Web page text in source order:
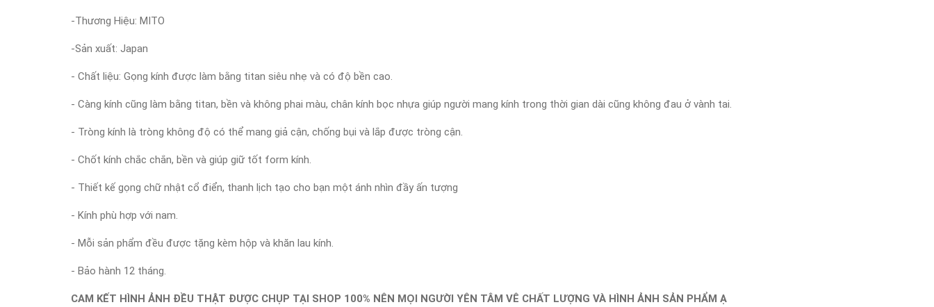
-Thương Hiệu: MITO
-Sản xuất: Japan
- Chất liệu: Gọng kính được làm bằng titan siêu nhẹ và có độ bền cao.
- Càng kính cũng làm bằng titan, bền và không phai màu, chân kính bọc nhựa giúp người mang kính trong thời gian dài cũng không đau ở vành tai.
- Tròng kính là tròng không độ có thể mang giả cận, chống bụi và lắp được tròng cận.
- Chốt kính chắc chắn, bền và giúp giữ tốt form kính.
- Thiết kế gọng chữ nhật cổ điển, thanh lịch tạo cho bạn một ánh nhìn đầy ấn tượng
- Kính phù hợp với nam.
- Mỗi sản phẩm đều được tặng kèm hộp và khăn lau kính.
- Bảo hành 12 tháng.
CAM KẾT HÌNH ẢNH ĐỀU THẬT ĐƯỢC CHỤP TẠI SHOP 100% NÊN MỌI NGƯỜI YÊN TÂM VÊ CHẤT LƯỢNG VÀ HÌNH ẢNH SẢN PHẨM Ạ